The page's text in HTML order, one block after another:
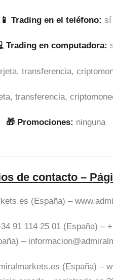
📱 Trading en el teléfono: sí
Trading en computadora:
transferencia,
transferencia,
🎁 Promociones: ninguna
de contacto –
(España) –
91 114 25 01 (España) –
–
(España) –